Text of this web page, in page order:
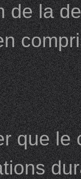
de la
que le